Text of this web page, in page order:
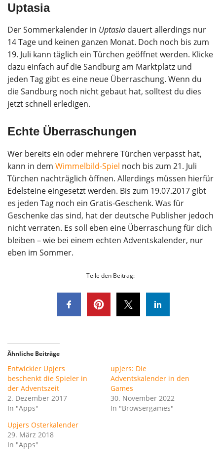
Uptasia
Der Sommerkalender in Uptasia dauert allerdings nur
14 Tage und keinen ganzen Monat. Doch noch bis zum
19. Juli kann täglich ein Türchen geöffnet werden. Klicke
dazu einfach auf die Sandburg am Marktplatz und
jeden Tag gibt es eine neue Überraschung. Wenn du
die Sandburg noch nicht gebaut hat, solltest du dies
jetzt schnell erledigen.
Echte Überraschungen
Wer bereits ein oder mehrere Türchen verpasst hat,
kann in dem Wimmelbild-Spiel noch bis zum 21. Juli
Türchen nachträglich öffnen. Allerdings müssen hierfür
Edelsteine eingesetzt werden. Bis zum 19.07.2017 gibt
es jeden Tag noch ein Gratis-Geschenk. Was für
Geschenke das sind, hat der deutsche Publisher jedoch
nicht verraten. Es soll eben eine Überraschung für dich
bleiben – wie bei einem echten Adventskalender, nur
eben im Sommer.
Teile den Beitrag:
Ähnliche Beiträge
Entwickler Upjers
beschenkt die Spieler in
der Adventszeit
2. Dezember 2017
In "Apps"
upjers: Die
Adventskalender in den
Games
30. November 2022
In "Browsergames"
Upjers Osterkalender
29. März 2018
In "Apps"